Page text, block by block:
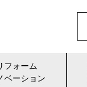
フォーム
ベーション